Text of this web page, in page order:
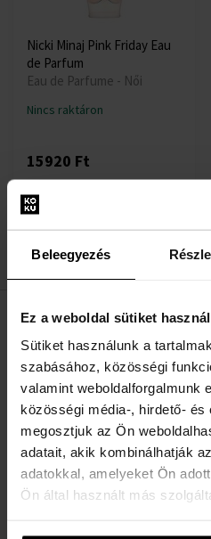
Beleegyezés
Ez a weboldal sütiket használ
Sütiket használunk a
szabásához, közösségi
valamint weboldalforgalmunk
közösségi média-, hirdető- és
megosztjuk az Ön
adatait, akik kombinálhatják
adatokkal, amelyeket Ön
Ön által használt más
Nicki Minaj Pink Friday Eau
de Parfum
Eau de Parfume - Női
Nincs raktáron
15920 Ft
1
Rólunk
Kapcsolatfelvételi űrlap
VÁSÁRLÓI TÁJÉKOZTATÓ